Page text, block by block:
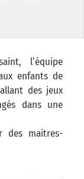
l’équipe
enfants de
des jeux
dans une
des maitres-